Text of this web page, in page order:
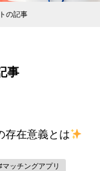
の記事
事
存在意義とは
マッチングアプリ